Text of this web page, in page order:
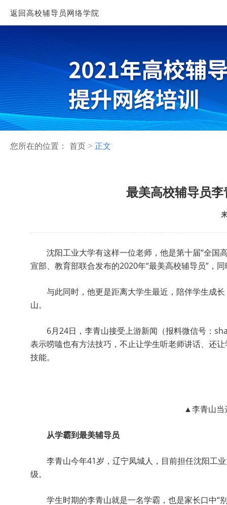
返回高校辅导员网络学院
您所在的位置： 首页 正文
最美高校辅导员
沈阳工业大学有这样一位老师，他是第十届“全国
宣部、教育部联合发布的2020年“最美高校辅导员”，
与此同时，他更是距离大学生最近，陪伴学生成
山。
6月24日，李青山接受上游新闻（报料微信号：
表示唠嗑也有方法技巧，不止让学生听老师讲话、还
技能。
▲李青山当
从学霸到最美辅导员
李青山今年41岁，辽宁凤城人，目前担任沈阳工
级。
学生时期的李青山就是一名学霸，也是家长口中“